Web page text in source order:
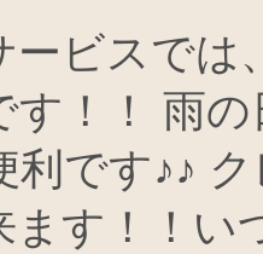
ービスでは
す！！ 雨
利です♪♪
ます！！い